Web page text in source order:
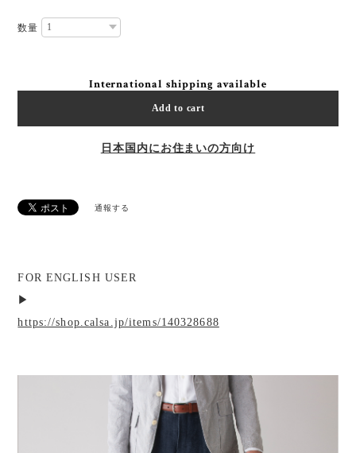
数量
International shipping available
Add to cart
日本国内にお住まいの方向け
通報する
FOR ENGLISH USER
▶︎
https://shop.calsa.jp/items/140328688